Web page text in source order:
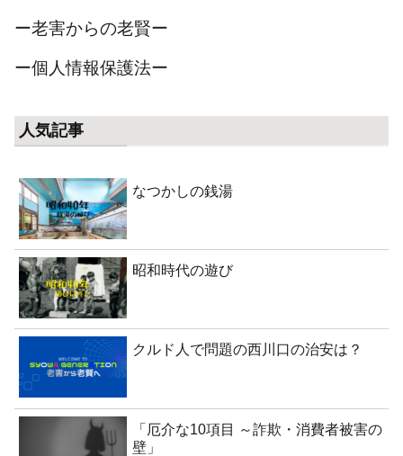
ー老害からの老賢ー
ー個人情報保護法ー
人気記事
なつかしの銭湯
昭和時代の遊び
クルド人で問題の西川口の治安は？
「厄介な10項目 ～詐欺・消費者被害の
壁」